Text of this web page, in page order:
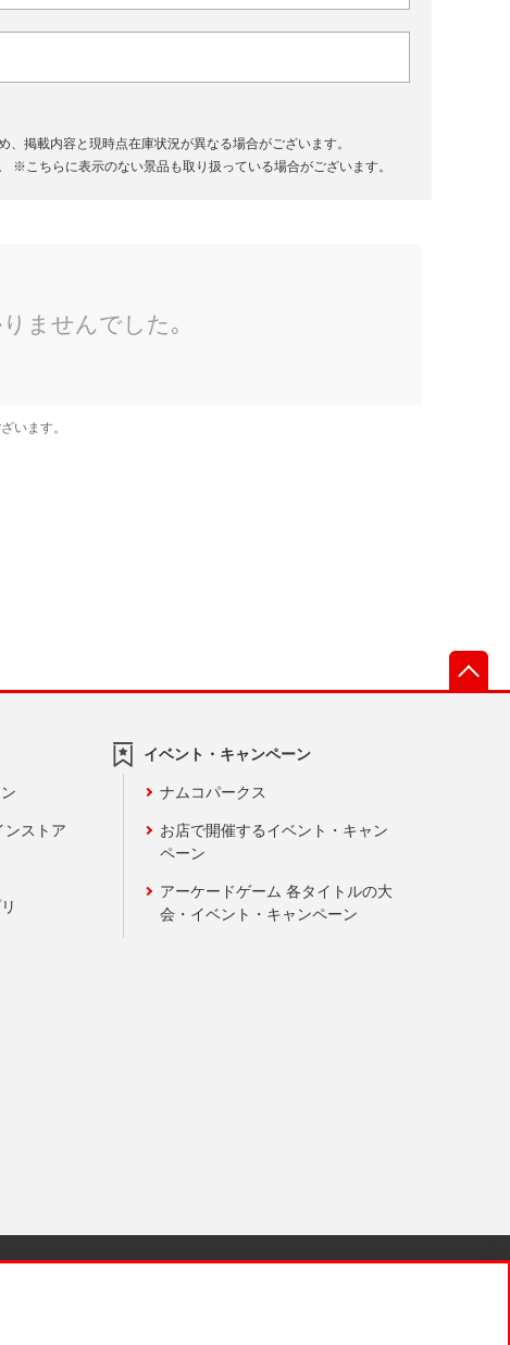
掲載内容と現時点在庫状況が異なる場合がございます。
※こちらに表示のない景品も取り扱っている場合がございます。
ンストア
イベント・キャンペーン
ナムコパークス
お店で開催するイベント・キャン
ペーン
アーケードゲーム 各タイトルの大
会・イベント・キャンペーン